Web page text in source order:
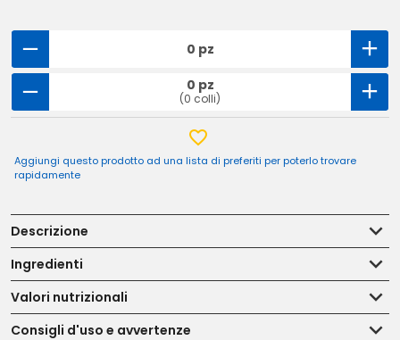
0 pz
0 pz
(0 colli)
Aggiungi questo prodotto ad una lista di preferiti per poterlo trovare
rapidamente
Descrizione
Ingredienti
Valori nutrizionali
Consigli d'uso e avvertenze